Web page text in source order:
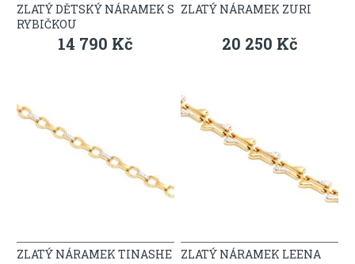
ZLATÝ DĚTSKÝ NÁRAMEK S
RYBIČKOU
14 790 Kč
ZLATÝ NÁRAMEK ZURI
20 250 Kč
ZLATÝ NÁRAMEK TINASHE ZLATÝ NÁRAMEK LEENA